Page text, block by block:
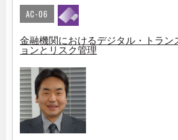
AC-06
金融機関におけるデジタル・トラン
ョンとリスク管理